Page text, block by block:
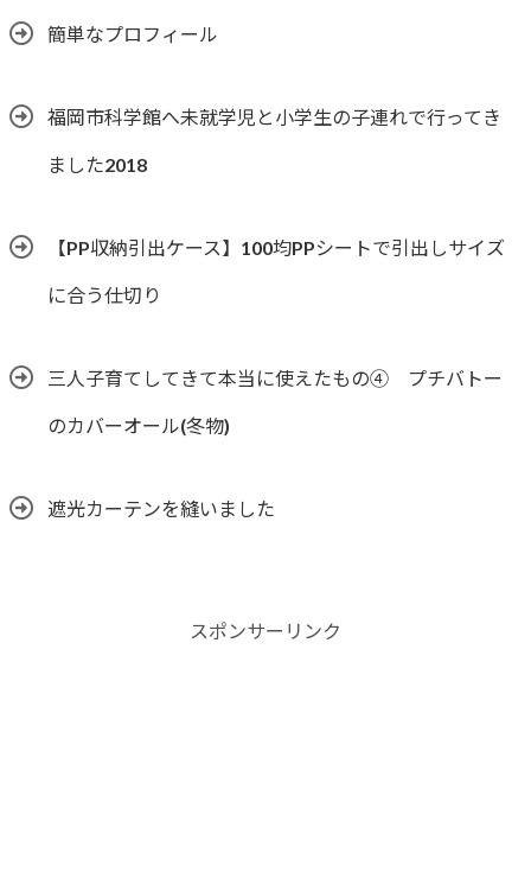
簡単なプロフィール
福岡市科学館へ未就学児と小学生の子連れで行ってき
ました2018
【PP収納引出ケース】100均PPシートで引出しサイズ
に合う仕切り
三人子育てしてきて本当に使えたもの④ プチバトー
のカバーオール(冬物)
遮光カーテンを縫いました
スポンサーリンク